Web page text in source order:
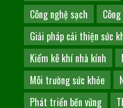
Công nghệ sạch
Giải pháp cải thiện sức
Kiểm kê khí nhà kính
Môi trường sức khỏe
Phát triển bền vững